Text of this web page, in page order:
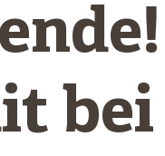
bei